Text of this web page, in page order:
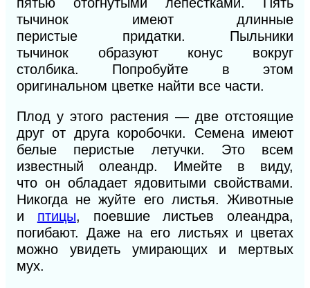
пятью отогнутыми лепестками. Пять
тычинок имеют длинные
перистые придатки. Пыльники
тычинок
образуют конус вокруг
столбика.
Попробуйте в этом
оригинальном цветке найти все части.
Плод у этого растения — две отстоящие
друг от друга коробочки. Семена имеют
белые перистые летучки.
Это всем
известный олеандр. Имейте в виду,
что он обладает ядовитыми свойствами.
Никогда не жуйте его листья. Животные
и птицы, поевшиелистьев олеандра,
погибают. Даже на его листьях и цветах
можно увидеть умирающих и мертвых
мух.